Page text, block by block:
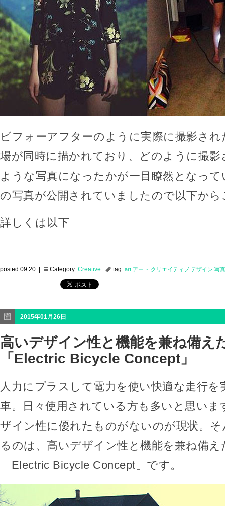
ビフォーアフターのように実際に撮影さ
場が同時に描かれており、どのように撮
ような写真になったかが一目瞭然となっ
の写真が公開されていましたので以下か
詳しくは以下
posted 09:20 | Category: Creative tag: art アート クリエイティブ デザイン 写真
2015年01月26日
高いデザイン性と機能を兼ね備え
「Electric Bicycle Concept」
人力にプラスして電力を使い快適な走行を
車。日々使用されている方も多いと思い
ザイン性に優れたものがないのが現状。
るのは、高いデザイン性と機能を兼ね備え
「Electric Bicycle Concept」です。